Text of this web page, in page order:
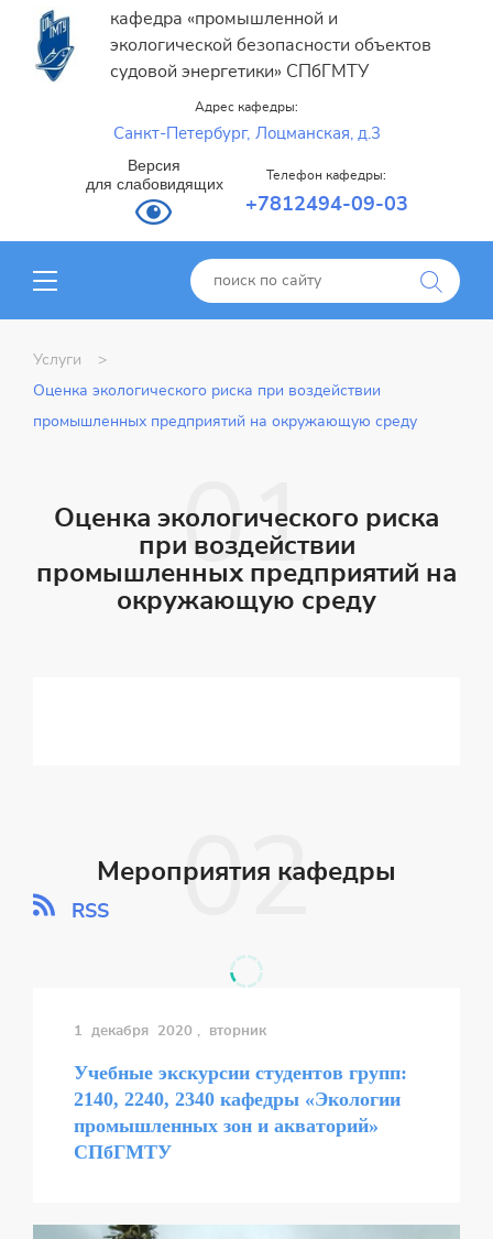
кафедра «промышленной и
экологической безопасности объектов
судовой энергетики» СПбГМТУ
Адрес кафедры:
Санкт-Петербург, Лоцманская, д.3
Версия
для слабовидящих
Телефон кафедры:
+7812494-09-03
Услуги
Оценка экологического риска при воздействии
промышленных предприятий на окружающую среду
Оценка экологического риска
при воздействии
промышленных предприятий на
окружающую среду
Мероприятия кафедры
RSS
1 декабря 2020 , вторник
Учебные экскурсии студентов групп:
2140, 2240, 2340 кафедры «Экологии
промышленных зон и акваторий»
СПбГМТУ